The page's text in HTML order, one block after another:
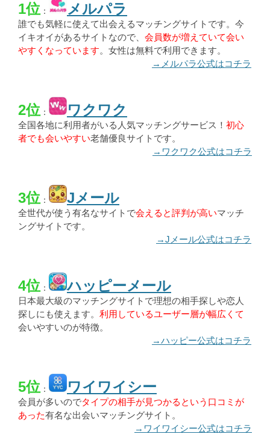
1位 ： メルパラ
誰でも気軽に使えて出会えるマッチングサイトです。今
イキオイがあるサイトなので、 会員数が増えていて会い
やすくなっています。女性は無料で利用できます。
→メルパラ公式はコチラ
2位 ： ワクワク
全国各地に利用者がいる人気マッチングサービス！ 初心
者でも会いやすい老舗優良サイトです。
→ワクワク公式はコチラ
3位 ： Jメール
全世代が使う有名なサイトで会えると評判が高いマッチ
ングサイトです。
→Jメール公式はコチラ
4位 ： ハッピーメール
日本最大級のマッチングサイトで理想の相手探しや恋人
探しにも使えます。 利用しているユーザー層が幅広くて
会いやすいのが特徴。
→ハッピー公式はコチラ
5位 ： ワイワイシー
会員が多いのでタイプの相手が見つかるという口コミが
あった有名な出会いマッチングサイト。
→ワイワイシー公式はコチラ